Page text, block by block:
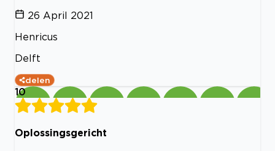
26 April 2021
Henricus
Delft
delen
10
Oplossingsgericht